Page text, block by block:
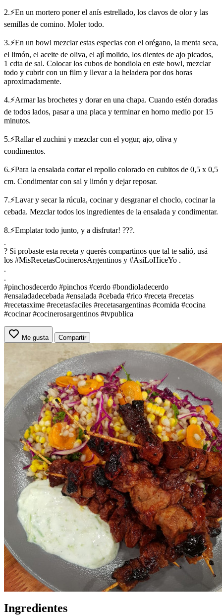
2.⚡En un mortero poner el anís estrellado, los clavos de olor y las
semillas de comino. Moler todo.
3.⚡En un bowl mezclar estas especias con el orégano, la menta seca,
el limón, el aceite de oliva, el ají molido, los dientes de ajo picados,
1 cdta de sal. Colocar los cubos de bondiola en este bowl, mezclar
todo y cubrir con un film y llevar a la heladera por dos horas
aproximadamente.
4.⚡Armar las brochetes y dorar en una chapa. Cuando estén doradas
de todos lados, pasar a una placa y terminar en horno medio por 15
minutos.
5.⚡Rallar el zuchini y mezclar con el yogur, ajo, oliva y
condimentos.
6.⚡Para la ensalada cortar el repollo colorado en cubitos de 0,5 x 0,5
cm. Condimentar con sal y limón y dejar reposar.
7.⚡Lavar y secar la rúcula, cocinar y desgranar el choclo, cocinar la
cebada. Mezclar todos los ingredientes de la ensalada y condimentar.
8.⚡Emplatar todo junto, y a disfrutar! ???.
.
? Si probaste esta receta y querés compartinos que tal te salió, usá
los #MisRecetasCocinerosArgentinos y #AsiLoHiceYo .
.
.
#pinchosdecerdo #pinchos #cerdo #bondioladecerdo
#ensaladadecebada #ensalada #cebada #rico #receta #recetas
#recetasxime #recetasfaciles #recetasargentinas #comida #cocina
#cocinar #cocinerosargentinos #tvpublica
Me gusta Compartir
Ingredientes